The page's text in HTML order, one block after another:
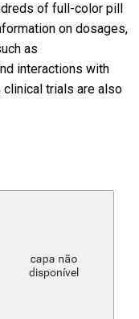
of full-color pill
on dosages,
as
interactions with
clinical trials are also